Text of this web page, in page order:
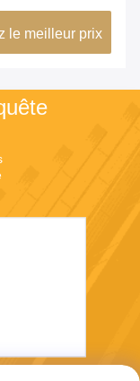
une grande
verts
le meilleur prix